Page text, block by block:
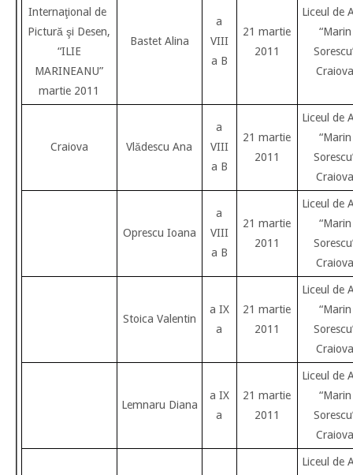
Internaţional de
Pictură şi Desen,
“ILIE
MARINEANU”
martie 2011
Bastet Alina
a
VIII
a B
21 martie
2011
Liceul de
“Marin
Craiova
Craiova Vlădescu Ana
a
VIII
a B
21 martie
2011
Liceul de
“Marin
Craiova
Oprescu Ioana
a
VIII
a B
21 martie
2011
Liceul de
“Marin
Craiova
Stoica Valentin
a IX
a
21 martie
2011
Liceul de
“Marin
Craiova
Lemnaru Diana
a IX
a
21 martie
2011
Liceul de
“Marin
Craiova
Liceul de